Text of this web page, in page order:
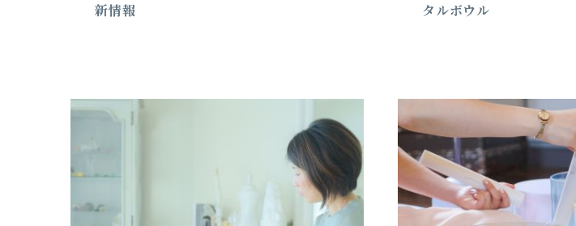
新情報
タルボウル